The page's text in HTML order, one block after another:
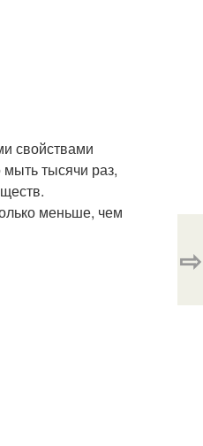
свойствами
тысячи раз,
меньше, чем
⇨